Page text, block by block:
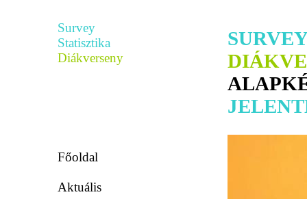
Survey
Statisztika
Diákverseny
Főoldal
Aktuális